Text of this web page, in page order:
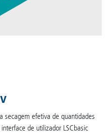
secagem efetiva de quantidades
de utilizador LSCbasic